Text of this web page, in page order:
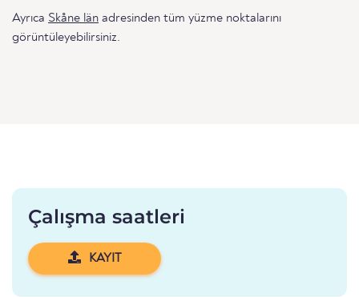
Ayrıca Skåne län adresinden tüm yüzme noktalarını
görüntüleyebilirsiniz.
Çalışma saatleri
KAYIT